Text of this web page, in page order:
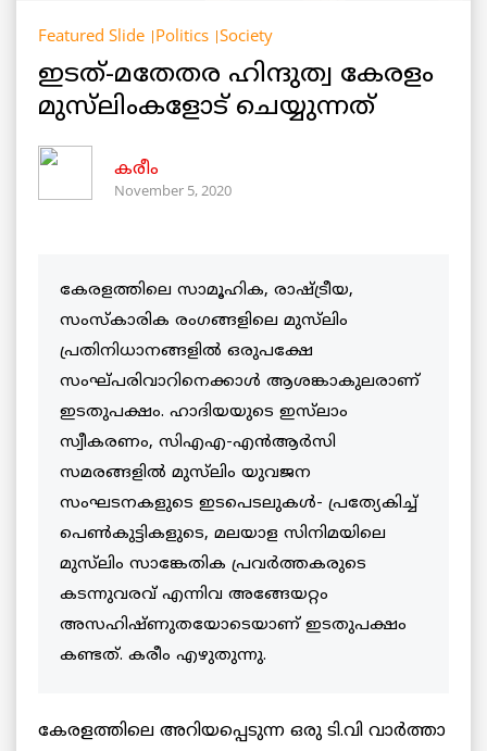
Featured Slide Politics Society
ഇടത്-മതേതര ഹിന്ദുത്വ കേരളം
മുസ്‌ലിംകളോട് ചെയ്യുന്നത്
കരീം
November 5, 2020
കേരളത്തിലെ സാമൂഹിക, രാഷ്ട്രീയ,
സംസ്കാരിക രംഗങ്ങളിലെ മുസ്‌ലിം
പ്രതിനിധാനങ്ങളില്‍ ഒരുപക്ഷേ
സംഘ്പരിവാറിനെക്കാള്‍ ആശങ്കാകുലരാണ്
ഇടതുപക്ഷം. ഹാദിയയുടെ ഇസ്‌ലാം
സ്വീകരണം, സിഎഎ-എന്‍ആര്‍സി
സമരങ്ങളില്‍ മുസ്‌ലിം യുവജന
സംഘടനകളുടെ ഇടപെടലുകള്‍- പ്രത്യേകിച്ച്
പെണ്‍കുട്ടികളുടെ, മലയാള സിനിമയിലെ
മുസ്‌ലിം സാങ്കേതിക പ്രവര്‍ത്തകരുടെ
കടന്നുവരവ് എന്നിവ അങ്ങേയറ്റം
അസഹിഷ്ണുതയോടെയാണ് ഇടതുപക്ഷം
കണ്ടത്. കരീം എഴുതുന്നു.
കേരളത്തിലെ അറിയപ്പെടുന്ന ഒരു ടി.വി വാര്‍ത്താ